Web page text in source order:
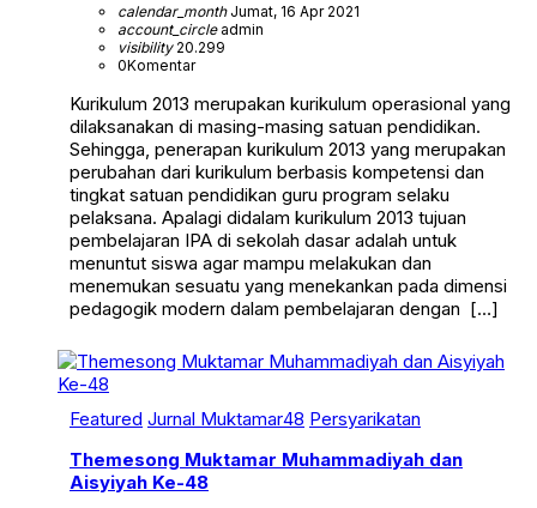
calendar_monthJumat, 16 Apr 2021
account_circleadmin
visibility20.299
0Komentar
Kurikulum 2013 merupakan kurikulum operasional yang
dilaksanakan di masing-masing satuan pendidikan.
Sehingga, penerapan kurikulum 2013 yang merupakan
perubahan dari kurikulum berbasis kompetensi dan
tingkat satuan pendidikan guru program selaku
pelaksana. Apalagi didalam kurikulum 2013 tujuan
pembelajaran IPA di sekolah dasar adalah untuk
menuntut siswa agar mampu melakukan dan
menemukan sesuatu yang menekankan pada dimensi
pedagogik modern dalam pembelajaran dengan […]
Featured Jurnal Muktamar48 Persyarikatan
Themesong Muktamar Muhammadiyah dan
Aisyiyah Ke-48